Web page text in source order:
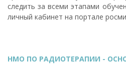
следить за всеми этапами
личный кабинет на портале
НМО ПО РАДИОТЕРАПИИ -